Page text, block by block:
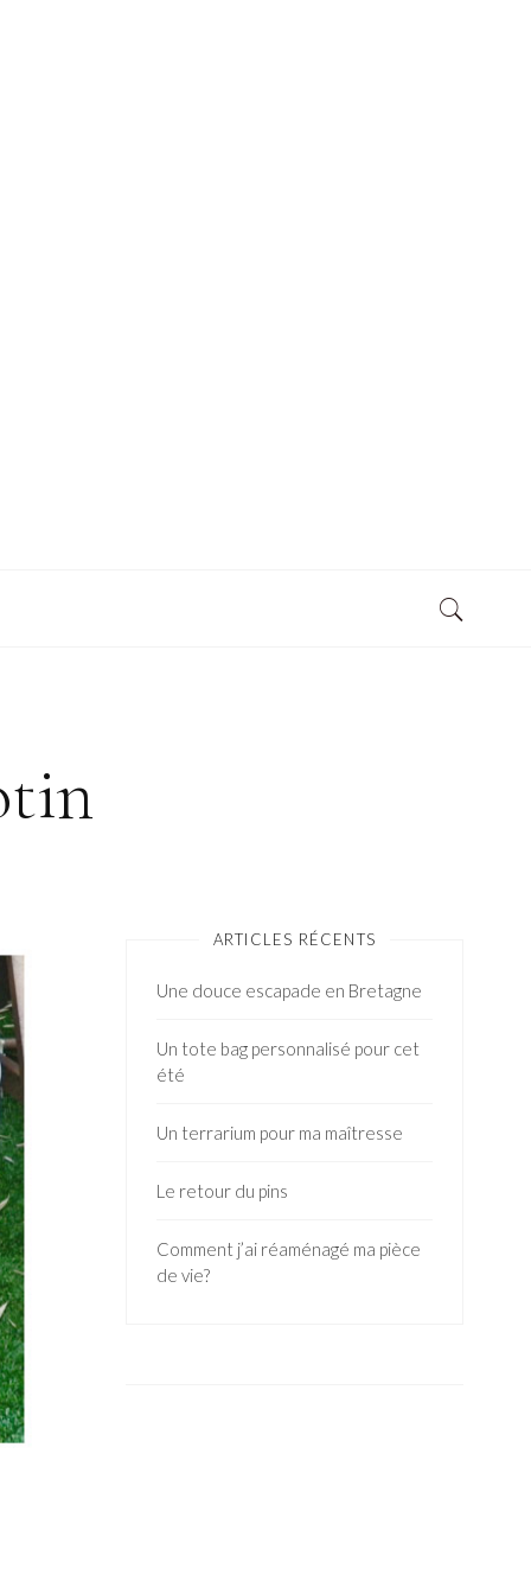
ARTICLES RÉCENTS
Une douce escapade en Bretagne
Un tote bag personnalisé pour cet
été
Un terrarium pour ma maîtresse
Le retour du pins
Comment j’ai réaménagé ma pièce
de vie?